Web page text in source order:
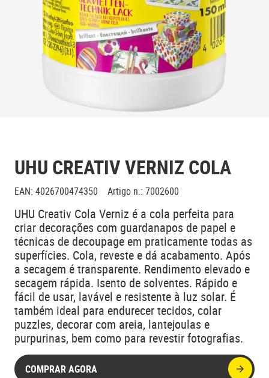
UHU CREATIV VERNIZ COLA
EAN: 4026700474350 Artigo n.: 7002600
UHU Creativ Cola Verniz é a cola perfeita para
criar decorações com guardanapos de papel e
técnicas de decoupage em praticamente todas as
superfícies. Cola, reveste e dá acabamento. Após
a secagem é transparente. Rendimento elevado e
secagem rápida. Isento de solventes. Rápido e
fácil de usar, lavável e resistente à luz solar. É
também ideal para endurecer tecidos, colar
puzzles, decorar com areia, lantejoulas e
purpurinas, bem como para revestir fotografias.
COMPRAR AGORA